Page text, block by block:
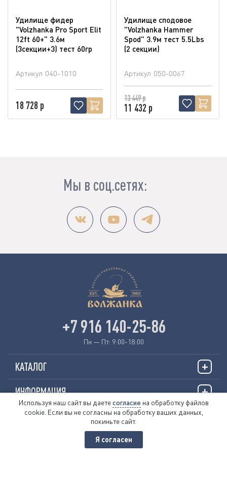
Удилище фидер
"Volzhanka Pro Sport Elit
12ft 60+" 3.6м
(3секции+3) тест 60гр
Артикул 040-1010
18 728 р
Удилище сподовое
"Volzhanka Hammer
Spod" 3.9м тест 5.5Lbs
(2 секции)
Артикул 050-0067
13 449 р
11 432 р
Мы в соц.сетях:
КАТАЛОГ
ИНФОРМАЦИЯ
О НАС
+7 916 140-25-86
Пн — Пт: 9:00-18:00
© 2026 «VOLZHANKAFISHING.RU»
Используя наш сайт вы даетесогласие на обработку файлов
cookie. Если вы не согласны на обработку ваших данных,
покиньте сайт.
Я согласен